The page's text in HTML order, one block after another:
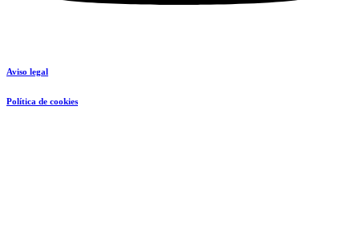
Aviso legal
Política de cookies